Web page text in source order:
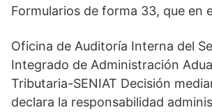
Formularios de forma 33, que en
Oficina de Auditoría Interna del
Integrado de Administración
Tributaria-SENIAT Decisión
declara la responsabilidad